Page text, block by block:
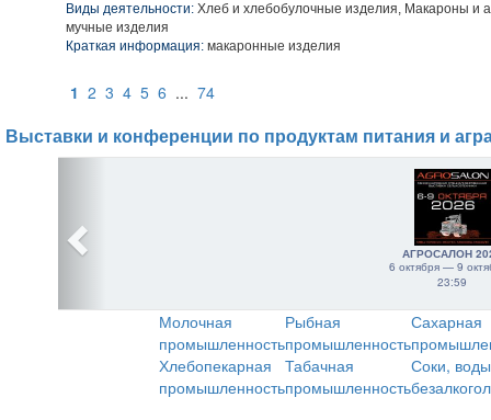
Виды деятельности: Хлеб и хлебобулочные изделия, Макароны и
мучные изделия
Краткая информация: макаронные изделия
1 2 3 4 5 6 ... 74
Выставки и конференции по продуктам питания и
АГРОСАЛОН
6 октября — 9
23:59
Молочная
промышленность
Рыбная
промышленность
Сахарная
Хлебопекарная
промышленность
Табачная
промышленность
Соки,